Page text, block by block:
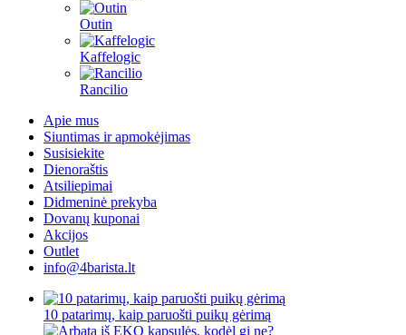
Outin
Kaffelogic
Rancilio
Apie mus
Siuntimas ir apmokėjimas
Susisiekite
Dienoraštis
Atsiliepimai
Didmeninė prekyba
Dovanų kuponai
Akcijos
Outlet
info@4barista.lt
10 patarimų, kaip paruošti puikų gėrimą